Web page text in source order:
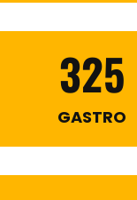
325
GASTRO